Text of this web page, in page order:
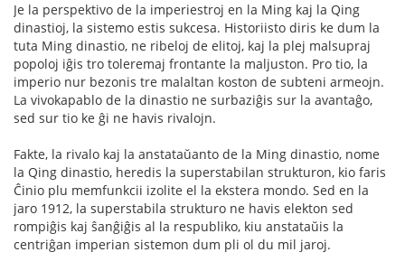
Je la perspektivo de la imperiestroj en la Ming kaj la Qing
dinastioj, la sistemo estis sukcesa. Historiisto diris ke dum la
tuta Ming dinastio, ne ribeloj de elitoj, kaj la plej malsupraj
popoloj iĝis tro toleremaj frontante la maljuston. Pro tio, la
imperio nur bezonis tre malaltan koston de subteni armeojn.
La vivokapablo de la dinastio ne surbaziĝis sur la avantaĝo,
sed sur tio ke ĝi ne havis rivalojn.
Fakte, la rivalo kaj la anstataŭanto de la Ming dinastio, nome
la Qing dinastio, heredis la superstabilan strukturon, kio faris
Ĉinio plu memfunkcii izolite el la ekstera mondo. Sed en la
jaro 1912, la superstabila strukturo ne havis elekton sed
rompiĝis kaj ŝanĝiĝis al la respubliko, kiu anstataŭis la
centriĝan imperian sistemon dum pli ol du mil jaroj.